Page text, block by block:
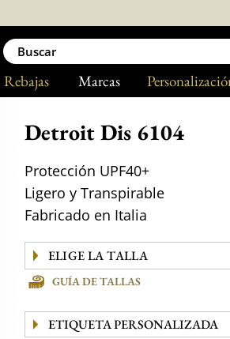
Marcas
Rebajas
Detroit Dis 6104
Protección UPF40+
Ligero y Transpirable
Fabricado en Italia
GUÍA DE TALLAS
ETIQUETA PERSONALIZADA